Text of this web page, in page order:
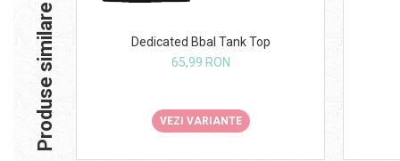
Produse similare
Dedicated Bbal Tank Top
65,99 RON
VEZI VARIANTE